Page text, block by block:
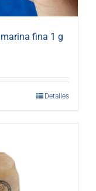
fina 1 g
Detalles